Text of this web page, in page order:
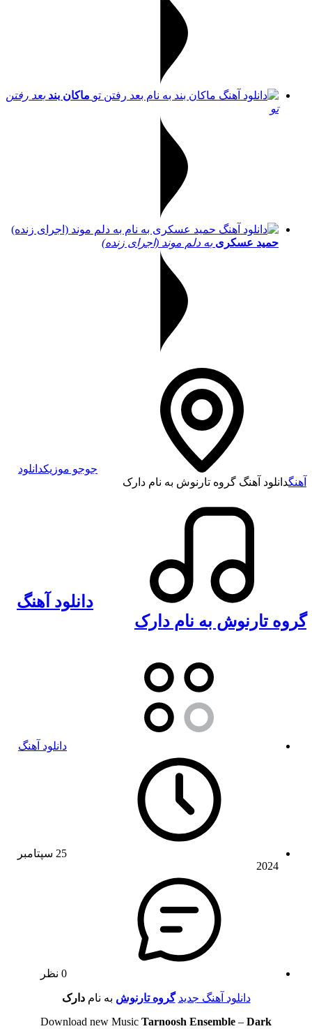
ماکان بند بعد رفتن
تو
حمید عسکری به دلم موند (اجرای زنده)
جوجو موزیکدانلود
آهنگدانلود آهنگ گروه تارنوش به نام دارک
دانلود آهنگ
گروه تارنوش به نام دارک
دانلود آهنگ
25 سپتامبر
2024
دانلود آهنگ جدید گروه تارنوش به نامدارک
Download new Music Tarnoosh Ensemble – Dark